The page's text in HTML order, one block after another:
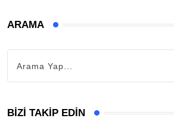
ARAMA
BIZI TAKIP EDIN